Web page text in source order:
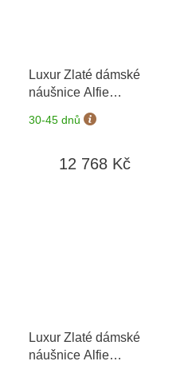
Luxur Zlaté dámské
náušnice Alfie
+ možnost
výměny do 90 dní
30-45 dnů
12 768 Kč
Luxur Zlaté dámské
náušnice Alfie